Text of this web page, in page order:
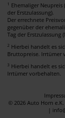
1 Ehemaliger
der Erstzulassung).
Der errechnete
gegenüber der
Tag der Erstzulassung
2 Hierbei handelt es
Bruttopreise. Irrtümer
3 Hierbei handelt es
Irrtümer vorbehalten.
© 2026 Auto Horn
|